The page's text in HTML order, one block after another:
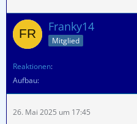
Franky14
Mitglied
Reaktionen
Aufbau
26. Mai 2025 um 17:45